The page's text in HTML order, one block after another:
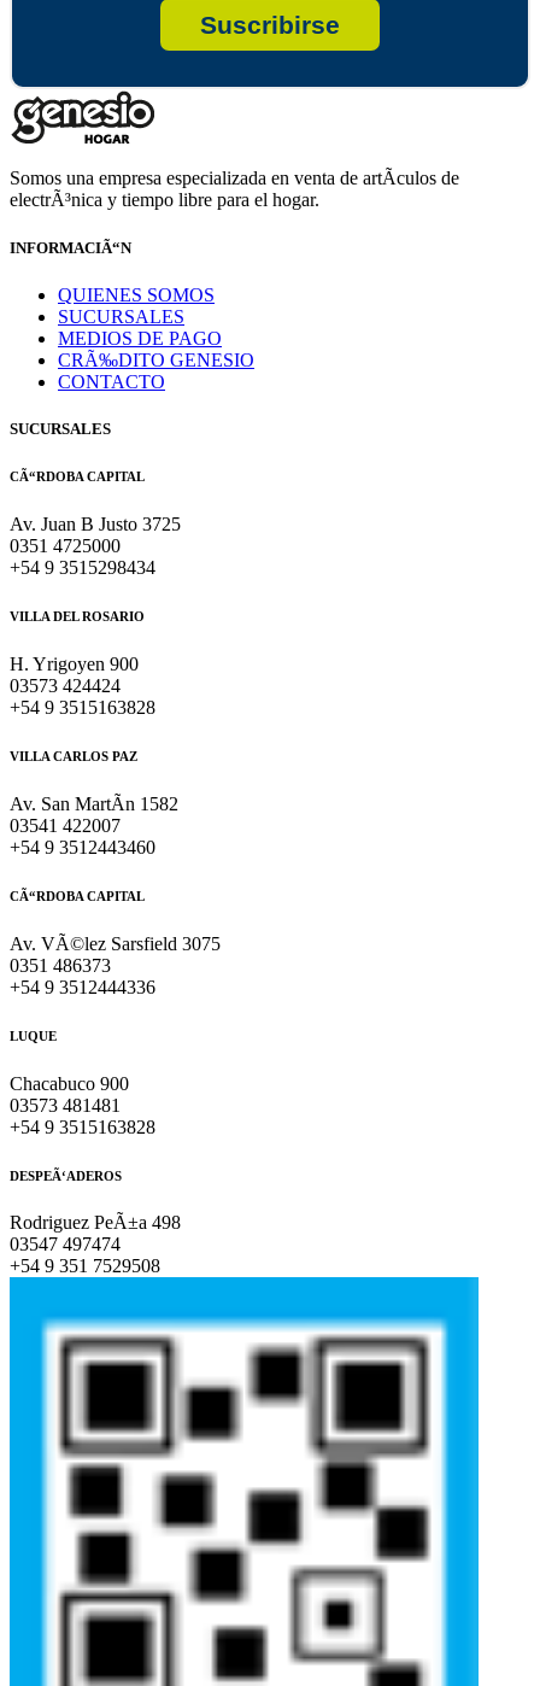
Somos una empresa especializada en venta de artÃ­culos de
electrÃ³nica y tiempo libre para el hogar.
INFORMACIÃ“N
QUIENES SOMOS
SUCURSALES
MEDIOS DE PAGO
CRÃ‰DITO GENESIO
CONTACTO
SUCURSALES
CÃ“RDOBA CAPITAL
Av. Juan B Justo 3725
0351 4725000
+54 9 3515298434
VILLA DEL ROSARIO
H. Yrigoyen 900
03573 424424
+54 9 3515163828
VILLA CARLOS PAZ
Av. San MartÃ­n 1582
03541 422007
+54 9 3512443460
CÃ“RDOBA CAPITAL
Av. VÃ©lez Sarsfield 3075
0351 486373
+54 9 3512444336
LUQUE
Chacabuco 900
03573 481481
+54 9 3515163828
DESPEÃ‘ADEROS
Rodriguez PeÃ±a 498
03547 497474
+54 9 351 7529508